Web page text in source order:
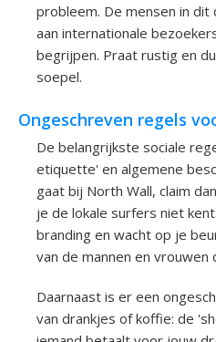
probleem. De mensen in dit
aan internationale
begrijpen. Praat rustig en
soepel.
Ongeschreven regels
De belangrijkste sociale
etiquette' en algemene
gaat bij North Wall, claim
je de lokale surfers niet
branding en wacht op je
van de mannen en vrouwen
Daarnaast is er een
van drankjes of koffie: de